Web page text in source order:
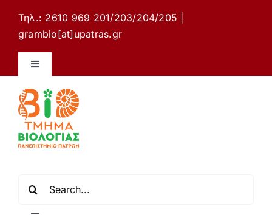
περιεχόμενο
Τηλ.: 2610 969 201/203/204/205 |
grambio[at]upatras.gr
Toggle
Ιστότοπος Τμήματος Βιολογίας
Επικοινωνία